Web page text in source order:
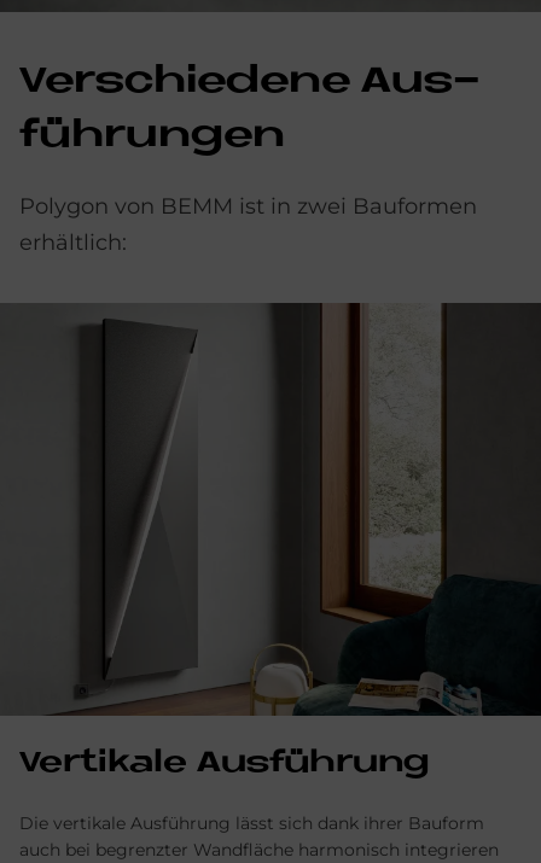
Ver­schie­de­ne Aus­
füh­run­gen
Polygon von BEMM ist in zwei Bauformen
erhältlich:
Ver­ti­ka­le Aus­füh­rung
Die vertikale Ausführung lässt sich dank ihrer Bauform
auch bei begrenzter Wandfläche harmonisch integrieren